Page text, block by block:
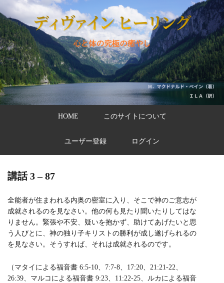
HOME このサイトについて
ユーザー登録 ログイン
講話 3 – 87
全能者が住まわれる内奥の密室に入り、そこで神のご意志が
成就されるのを見なさい。他の何も見たり聞いたりしてはな
りません。緊張や不安、疑いを抱かず、助けてあげたいと思
う人びとに、神の独り子キリストの勝利が成し遂げられるの
を見なさい。そうすれば、それは成就されるのです。
（マタイによる福音書 6:5-10、7:7-8、17:20、21:21-22、
26:39、マルコによる福音書 9:23、11:22-25、ルカによる福音